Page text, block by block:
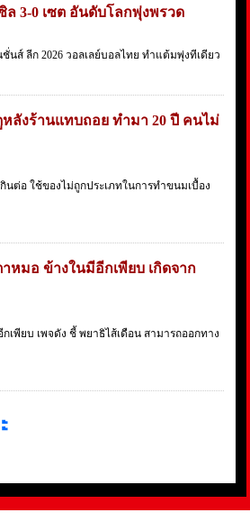
3-0 เซต อันดับโลกพุ่งพรวด
นส์ ลีก 2026 วอลเลย์บอลไทย ทำแต้มพุ่งทีเดียว
ลังร้านแทบถอย ทำมา 20 ปี คนไม่
ต่อ ใช้ของไม่ถูกประเภทในการทำขนมเบื้อง
หมอ ข้างในมีอีกเพียบ เกิดจาก
พียบ เพจดัง ชี้ พยาธิไส้เดือน สามารถออกทาง